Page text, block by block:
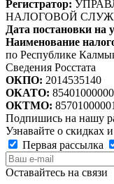
Регистратор:
НАЛОГОВОЙ
Дата постановки на
Наименование
по Республике
Сведения Росстата
ОКПО: 2014535140
ОКАТО: 85401000000
ОКТМО: 85701000001
Подпишись на нашу
Узнавайте о скидках
Первая рассылка
Оставайтесь на связи